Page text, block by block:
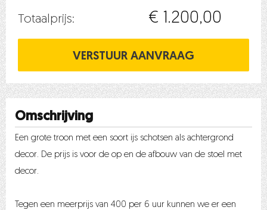
Totaalprijs: € 1.200,00
Omschrijving
Een grote troon met een soort ijs schotsen als achtergrond
decor. De prijs is voor de op en de afbouw van de stoel met
decor.
Tegen een meerprijs van 400 per 6 uur kunnen we er een